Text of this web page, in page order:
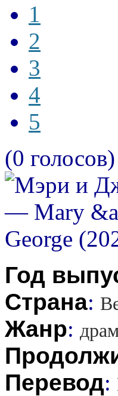
1
2
3
4
5
(0 голосов)
Год
Страна:
Жанр:
Перевод: